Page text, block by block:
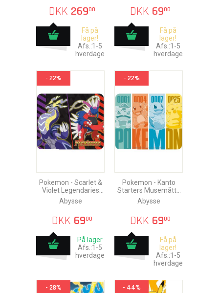
DKK 26900
Få på
lager!
Afs.:1-5
hverdage
DKK 6900
Få på
lager!
Afs.:1-5
hverdage
- 22%
Pokemon - Scarlet &
Violet Legendaries
Musemåtte 23x19cm
Abysse
DKK 6900
På lager
Afs.:1-5
hverdage
- 22%
Pokemon - Kanto
Starters Musemåtte
23x19cm
Abysse
DKK 6900
Få på
lager!
Afs.:1-5
hverdage
- 28% - 44%